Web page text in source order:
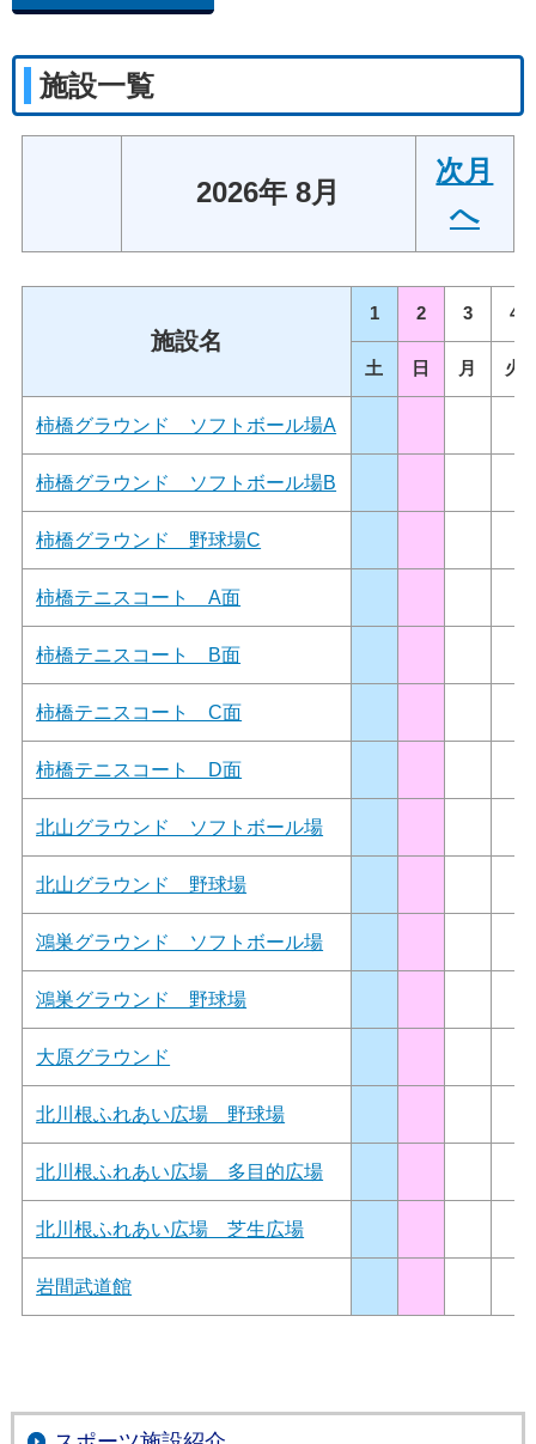
施設一覧
2026年 8月
次月
へ
施設名
1 2 3 4
土 日 月 火
柿橋グラウンド ソフトボール場A
柿橋グラウンド ソフトボール場B
柿橋グラウンド 野球場C
柿橋テニスコート A面
柿橋テニスコート B面
柿橋テニスコート C面
柿橋テニスコート D面
北山グラウンド ソフトボール場
北山グラウンド 野球場
鴻巣グラウンド ソフトボール場
鴻巣グラウンド 野球場
大原グラウンド
北川根ふれあい広場 野球場
北川根ふれあい広場 多目的広場
北川根ふれあい広場 芝生広場
岩間武道館